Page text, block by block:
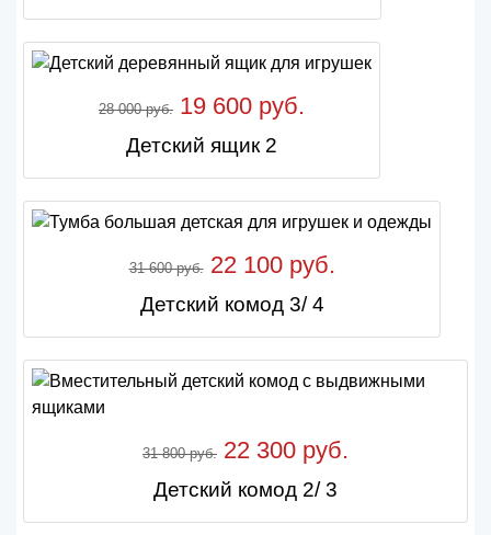
28 000 руб. 19 600 руб.
Детский ящик 2
31 600 руб.22 100 руб.
Детский комод 3/ 4
31 800 руб. 22 300 руб.
Детский комод 2/ 3